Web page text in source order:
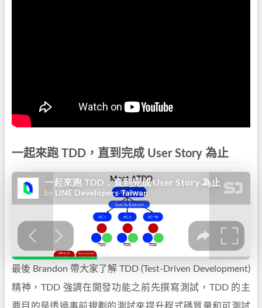
一起來跑 TDD，直到完成 User Story 為止
最後 Brandon 帶大家了解 TDD (Test-Driven Development)
精神，TDD 強調在開發功能之前先撰寫測試，TDD 的主